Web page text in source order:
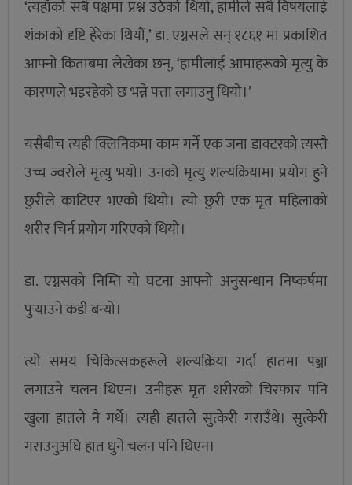
‘त्यहाँको सबै पक्षमा प्रश्न उठेको थियो, हामीले सबै विषयलाई
शंकाको दृष्टि हेरेका थियौं,’ डा. एग्नसले सन् १८६१ मा प्रकाशित
आफ्नो किताबमा लेखेका छन्, ‘हामीलाई आमाहरूको मृत्यु के
कारणले भइरहेको छ भन्ने पत्ता लगाउनु थियो।’
यसैबीच त्यही क्लिनिकमा काम गर्ने एक जना डाक्टरको त्यस्तै
उच्च ज्वरोले मृत्यु भयो। उनको मृत्यु शल्यक्रियामा प्रयोग हुने
छुरीले काटिएर भएको थियो। त्यो छुरी एक मृत महिलाको
शरीर चिर्न प्रयोग गरिएको थियो।
डा. एग्नसको निम्ति यो घटना आफ्नो अनुसन्धान निष्कर्षमा
पुर्‍याउने कडी बन्यो।
त्यो समय चिकित्सकहरूले शल्यक्रिया गर्दा हातमा पञ्जा
लगाउने चलन थिएन। उनीहरू मृत शरीरको चिरफार पनि
खुला हातले नै गर्थे। त्यही हातले सुत्केरी गराउँथे। सुत्केरी
गराउनुअघि हात धुने चलन पनि थिएन।